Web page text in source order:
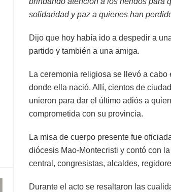
solidaridad y paz a quienes han
Dijo que hoy había ido a despedir a
partido y también a una amiga.
La ceremonia religiosa se llevó a
donde ella nació. Allí, cientos de
unieron para dar el último adiós a
comprometida con su provincia.
La misa de cuerpo presente fue
diócesis Mao-Montecristi y contó con
central, congresistas, alcaldes,
Durante el acto se resaltaron las